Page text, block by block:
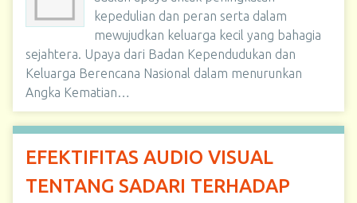
kepedulian dan peran serta dalam
mewujudkan keluarga kecil yang bahagia
sejahtera. Upaya dari Badan Kependudukan dan
Keluarga Berencana Nasional dalam menurunkan
Angka Kematian…
EFEKTIFITAS AUDIO VISUAL
TENTANG SADARI TERHADAP